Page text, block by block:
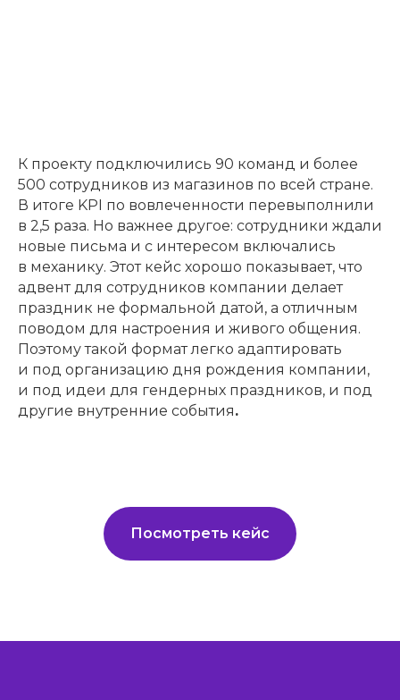
К проекту подключились 90 команд и более
500 сотрудников из магазинов по всей стране.
В итоге KPI по вовлеченности перевыполнили
в 2,5 раза. Но важнее другое: сотрудники ждали
новые письма и с интересом включались
в механику. Этот кейс хорошо показывает, что
адвент для сотрудников компании делает
праздник не формальной датой, а отличным
поводом для настроения и живого общения.
Поэтому такой формат легко адаптировать
и под организацию дня рождения компании,
и под идеи для гендерных праздников, и под
другие внутренние события.
Посмотреть кейс